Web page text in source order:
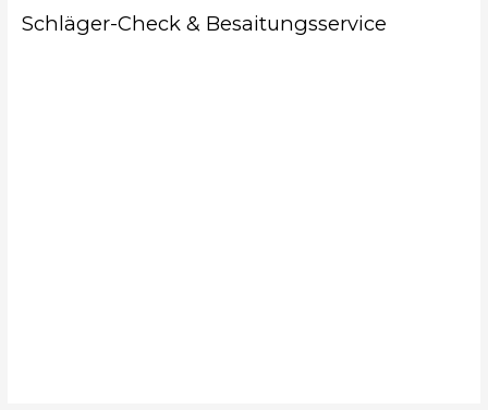
Schläger-Check & Besaitungsservice